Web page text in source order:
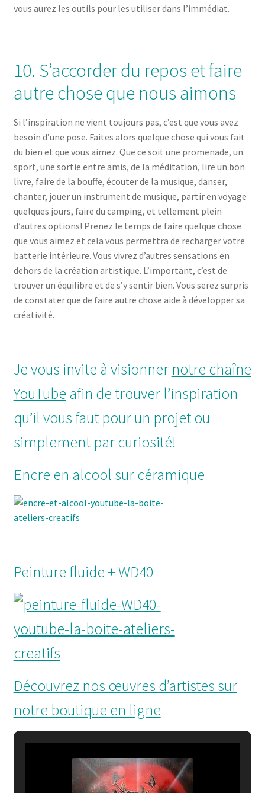
vous aurez les outils pour les utiliser dans l’immédiat.
10. S’accorder du repos et faire
autre chose que nous aimons
Si l’inspiration ne vient toujours pas, c’est que vous avez
besoin d’une pose. Faites alors quelque chose qui vous fait
du bien et que vous aimez. Que ce soit une promenade, un
sport, une sortie entre amis, de la méditation, lire un bon
livre, faire de la bouffe, écouter de la musique, danser,
chanter, jouer un instrument de musique, partir en voyage
quelques jours, faire du camping, et tellement plein
d’autres options! Prenez le temps de faire quelque chose
que vous aimez et cela vous permettra de recharger votre
batterie intérieure. Vous vivrez d’autres sensations en
dehors de la création artistique. L’important, c’est de
trouver un équilibre et de s’y sentir bien. Vous serez surpris
de constater que de faire autre chose aide à développer sa
créativité.
Je vous invite à visionner notre chaîne
YouTube afin de trouver l’inspiration
qu’il vous faut pour un projet ou
simplement par curiosité!
Encre en alcool sur céramique
Peinture fluide + WD40
Découvrez nos œuvres d’artistes sur
notre boutique en ligne